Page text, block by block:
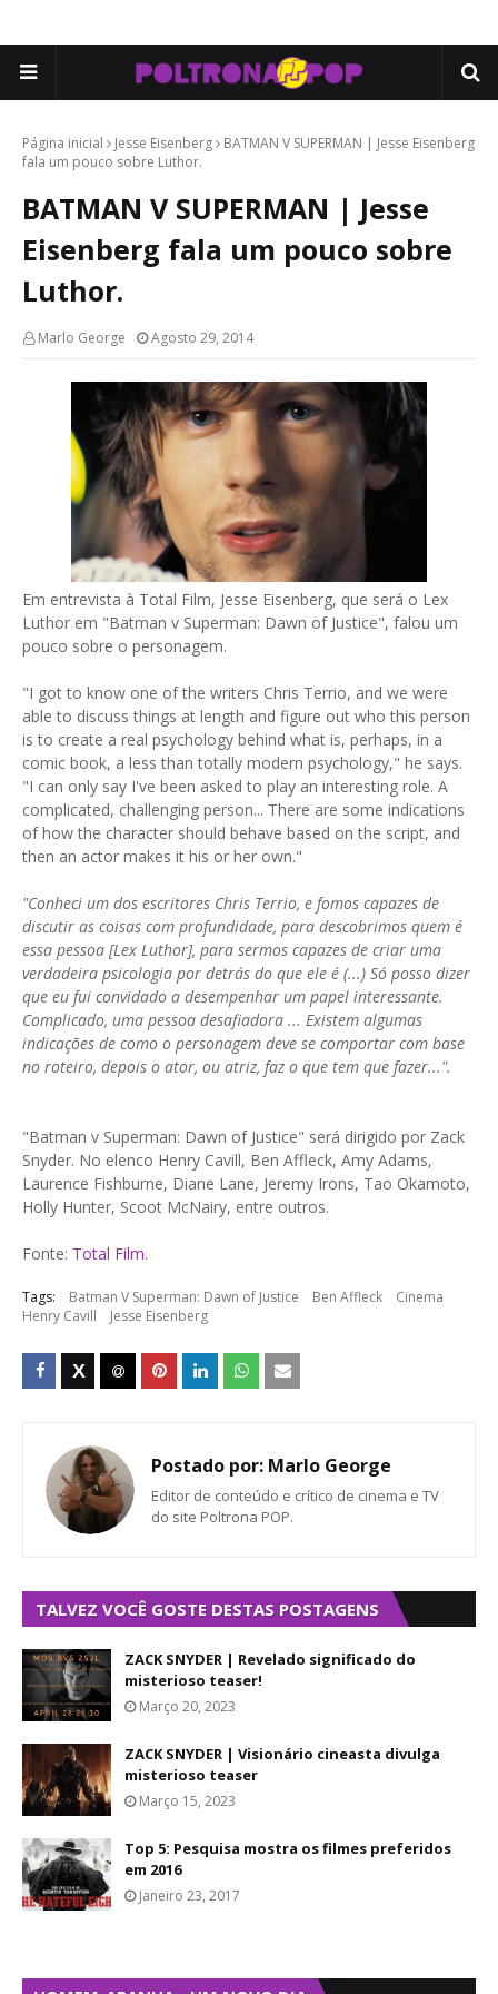
Página inicial Jesse Eisenberg
BATMAN V SUPERMAN | Jesse Eisenberg
fala um pouco sobre Luthor.
BATMAN V SUPERMAN | Jesse
Eisenberg fala um pouco sobre
Luthor.
Marlo George Agosto 29, 2014
Em entrevista à Total Film, Jesse Eisenberg, que será o Lex
Luthor em "Batman v Superman: Dawn of Justice", falou um
pouco sobre o personagem.
"I got to know one of the writers Chris Terrio, and we were
able to discuss things at length and figure out who this person
is to create a real psychology behind what is, perhaps, in a
comic book, a less than totally modern psychology," he says.
"I can only say I've been asked to play an interesting role. A
complicated, challenging person... There are some indications
of how the character should behave based on the script, and
then an actor makes it his or her own."
"Conheci um dos escritores Chris Terrio, e fomos capazes de
discutir as coisas com profundidade, para descobrimos quem é
essa pessoa [Lex Luthor], para sermos capazes de criar uma
verdadeira psicologia por detrás do que ele é (...) Só posso dizer
que eu fui convidado a desempenhar um papel interessante.
Complicado, uma pessoa desafiadora ... Existem algumas
indicações de como o personagem deve se comportar com base
no roteiro, depois o ator, ou atriz, faz o que tem que fazer...".
"Batman v Superman: Dawn of Justice" será dirigido por Zack
Snyder. No elenco Henry Cavill, Ben Affleck, Amy Adams,
Laurence Fishburne, Diane Lane, Jeremy Irons, Tao Okamoto,
Holly Hunter, Scoot McNairy, entre outros.
Fonte: Total Film.
Tags: Batman V Superman: Dawn of Justice Ben Affleck
Cinema
Henry Cavill
Jesse Eisenberg
Postado por: Marlo George
Editor de conteúdo e crítico de cinema e TV
do site Poltrona POP.
TALVEZ VOCÊ GOSTE DESTAS POSTAGENS
ZACK SNYDER | Revelado significado do
misterioso teaser!
Março 20, 2023
ZACK SNYDER | Visionário cineasta divulga
misterioso teaser
Março 15, 2023
Top 5: Pesquisa mostra os filmes preferidos
em 2016
Janeiro 23, 2017